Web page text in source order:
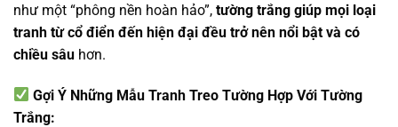
như một “phông nền hoàn hảo”, tường trắng giúp mọi loại
tranh từ cổ điển đến hiện đại đều trở nên nổi bật và có
chiều sâu hơn.
Gợi Ý Những Mẫu Tranh Treo Tường Hợp Với Tường
Trắng: